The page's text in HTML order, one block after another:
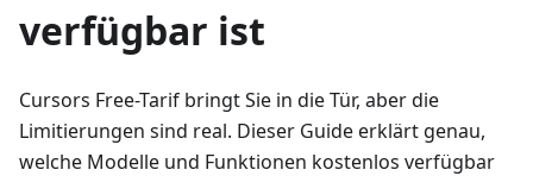
verfügbar ist
Cursors Free-Tarif bringt Sie in die Tür, aber die
Limitierungen sind real. Dieser Guide erklärt genau,
welche Modelle und Funktionen kostenlos verfügbar